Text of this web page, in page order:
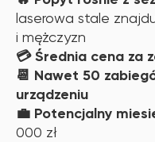
laserowa stale
i mężczyzn
💳 Średnia cena za
📆 Nawet 50
urządzeniu
💼 Potencjalny
000 zł